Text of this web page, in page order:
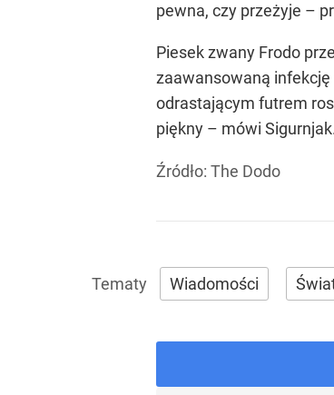
pewna, czy przeżyje –
Piesek zwany Frodo
zaawansowaną infekcję
odrastającym futrem
piękny – mówi
Źródło: The Dodo
Wiadomości